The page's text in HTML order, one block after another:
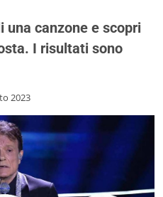
una canzone e scopri
I risultati sono
2023